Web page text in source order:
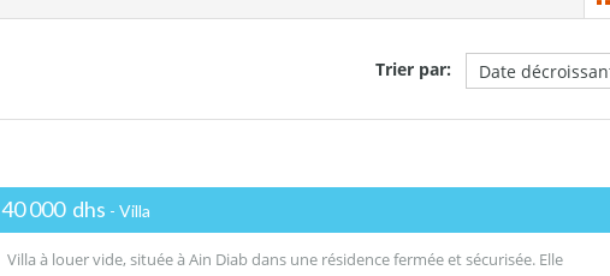
Trier par:
40 000 dhs - Villa
Villa à louer vide, située à Ain Diab dans une résidence fermée et sécurisée. Elle